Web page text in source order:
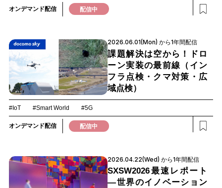
オンデマンド配信 配信中
2026.06.01(Mon) から1年間配信
課題解決は空から！ドロ
ーン実装の最前線（イン
フラ点検・クマ対策・広
域点検）
#IoT #Smart World #5G
オンデマンド配信 配信中
2026.04.22(Wed) から1年間配信
SXSW2026最速レポート
―世界のイノベーション